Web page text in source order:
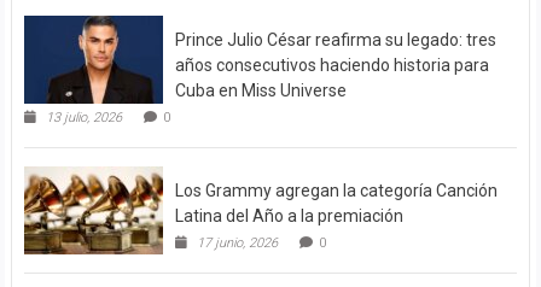
Prince Julio César reafirma su legado: tres
años consecutivos haciendo historia para
Cuba en Miss Universe
13 julio, 2026 0
Los Grammy agregan la categoría Canción
Latina del Año a la premiación
17 junio, 2026 0